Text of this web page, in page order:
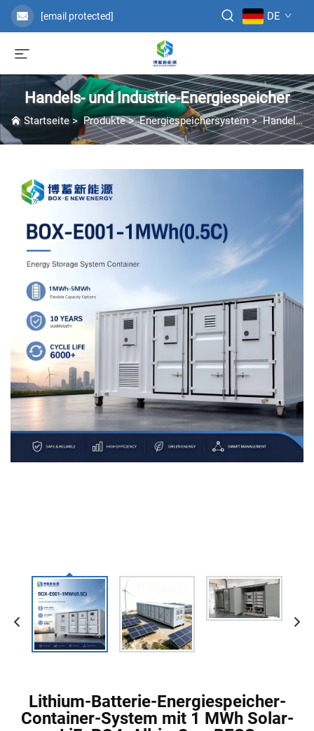
[email protected] DE
Handels- und Industrie-Energiespeicher
Startseite>Produkte>Energiespeichersystem>Handels- und Industrie-Energiespeicher
Lithium-Batterie-Energiespeicher-
Container-System mit 1 MWh Solar-